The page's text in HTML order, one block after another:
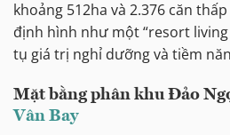
khoảng 512ha và 2.376 căn
định hình như một “resort
tụ giá trị nghỉ dưỡng và tiềm
Mặt bằng phân khu Đảo
Vân Bay